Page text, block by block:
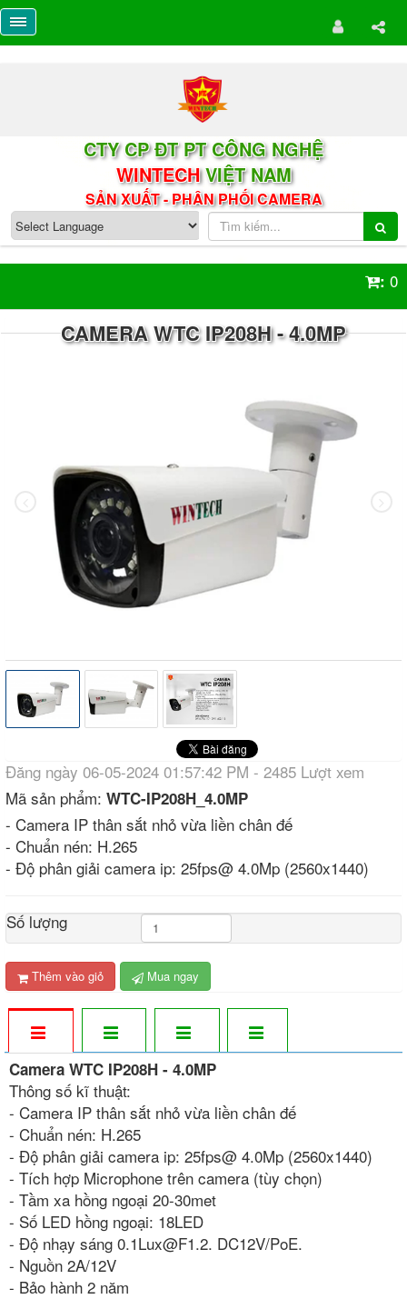
CTY CP ĐT PT CÔNG NGHỆ
WINTECHVIỆT NAM
SẢN XUẤT - PHÂN PHỐI CAMERA
: 0
CAMERA WTC IP208H - 4.0MP
Đăng ngày 06-05-2024 01:57:42 PM - 2485 Lượt xem
Mã sản phẩm: WTC-IP208H_4.0MP
- Camera IP thân sắt nhỏ vừa liền chân đế
- Chuẩn nén: H.265
- Độ phân giải camera ip: 25fps@ 4.0Mp (2560x1440)
Số lượng
Thêm vào giỏ Mua ngay
Camera WTC IP208H - 4.0MP
Thông số kĩ thuật:
- Camera IP thân sắt nhỏ vừa liền chân đế
- Chuẩn nén: H.265
- Độ phân giải camera ip: 25fps@ 4.0Mp (2560x1440)
- Tích hợp Microphone trên camera (tùy chọn)
- Tầm xa hồng ngoại 20-30met
- Số LED hồng ngoại: 18LED
- Độ nhạy sáng 0.1Lux@F1.2. DC12V/PoE.
- Nguồn 2A/12V
- Bảo hành 2 năm